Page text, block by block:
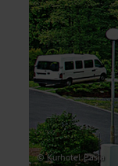
© Kurhotel Pasja